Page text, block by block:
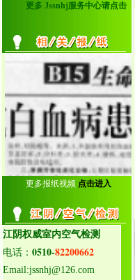
21.常州金坛室内空气检测
23.南京溧水室内空气检测
24.南京高淳室内空气检测
25.泰州泰兴室内空气检测
26.泰州姜堰室内空气检测
27.泰州靖江室内空气检测
28.泰州兴化室内空气检测
29.启东室内空气检测中心
30.海门室内空气检测中心
31.通州室内空气检测中心
32.如皋室内空气检测中心
33.如东室内空气检测中心
更多 Jssnhj服务中心请点击
更多报纸视频 点击进入
江阴权威室内空气检测
电话： 0510-82200662
Email:jssnhj@126.com